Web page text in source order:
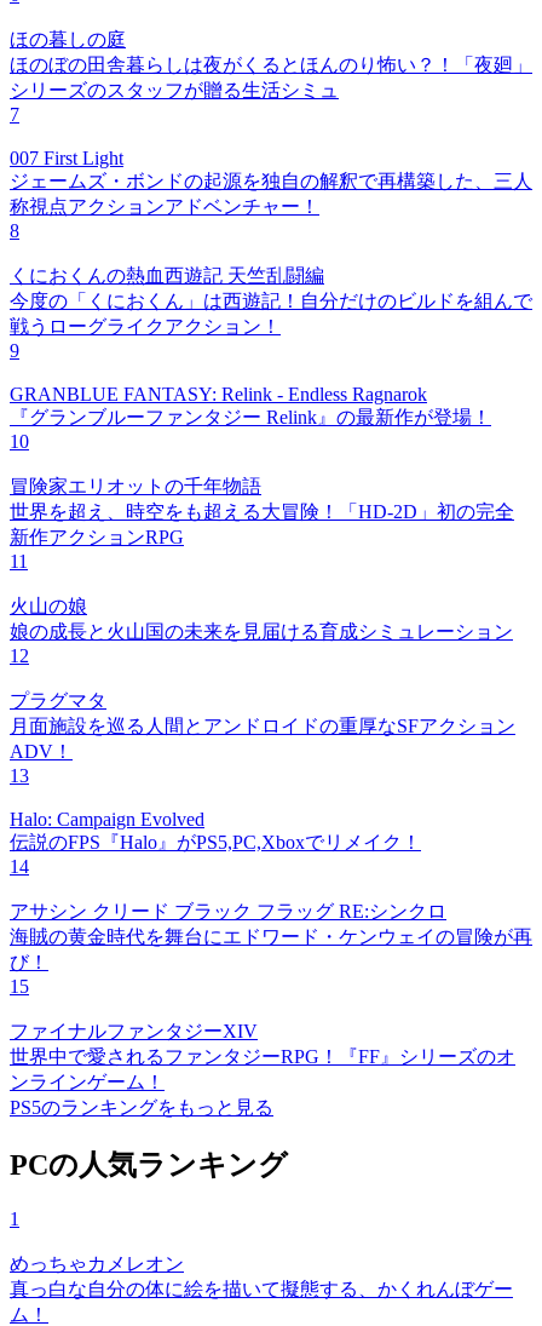
ほの暮しの庭
ほのぼの田舎暮らしは夜がくるとほんのり怖い？！「夜廻」
シリーズのスタッフが贈る生活シミュ
7
007 First Light
ジェームズ・ボンドの起源を独自の解釈で再構築した、三人
称視点アクションアドベンチャー！
8
くにおくんの熱血西遊記 天竺乱闘編
今度の「くにおくん」は西遊記！自分だけのビルドを組んで
戦うローグライクアクション！
9
GRANBLUE FANTASY: Relink - Endless Ragnarok
『グランブルーファンタジー Relink』の最新作が登場！
10
冒険家エリオットの千年物語
世界を超え、時空をも超える大冒険！「HD-2D」初の完全
新作アクションRPG
11
火山の娘
娘の成長と火山国の未来を見届ける育成シミュレーション
12
プラグマタ
月面施設を巡る人間とアンドロイドの重厚なSFアクション
ADV！
13
Halo: Campaign Evolved
伝説のFPS『Halo』がPS5,PC,Xboxでリメイク！
14
アサシン クリード ブラック フラッグ RE:シンクロ
海賊の黄金時代を舞台にエドワード・ケンウェイの冒険が再
び！
15
ファイナルファンタジーXIV
世界中で愛されるファンタジーRPG！『FF』シリーズのオ
ンラインゲーム！
PS5のランキングをもっと見る
PCの人気ランキング
1
めっちゃカメレオン
真っ白な自分の体に絵を描いて擬態する、かくれんぼゲー
ム！